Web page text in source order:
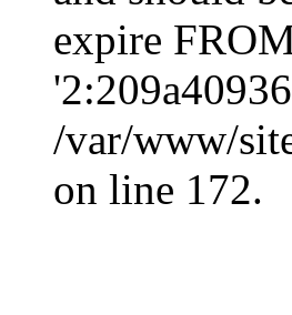
expire
/var/www/
on line 172.